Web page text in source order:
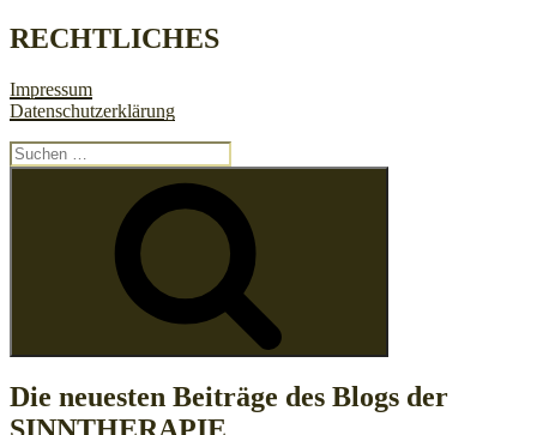
RECHTLICHES
Impressum
Datenschutzerklärung
Suchen
nach:
Die neuesten Beiträge des Blogs der